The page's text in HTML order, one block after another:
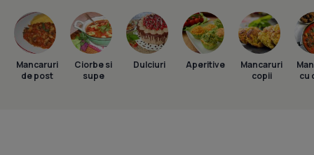
Mancaruri
de post
Ciorbe si
supe
Dulciuri Aperitive
Mancaruri
copii
cu